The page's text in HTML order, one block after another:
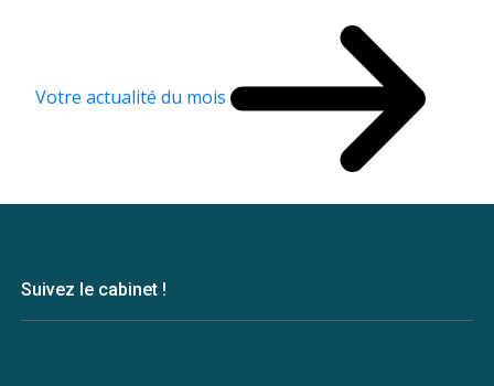
Votre actualité du mois
Suivez le cabinet !